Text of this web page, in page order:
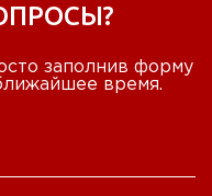
заполнив форму
время.